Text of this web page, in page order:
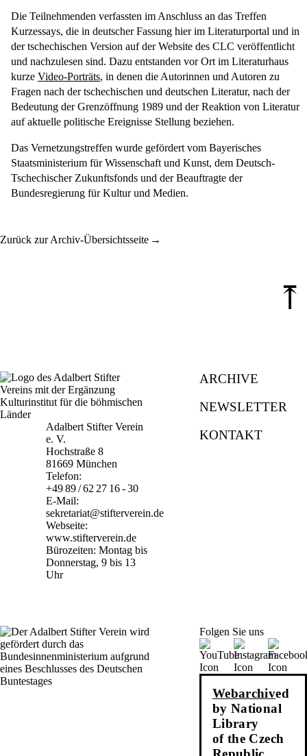
Die Teilnehmenden verfassten im Anschluss an das Treffen
Kurzessays, die in deutscher Fassung hier im Literaturportal und in
der tschechischen Version auf der Website des CLC veröffentlicht
und nachzulesen sind. Dazu entstanden vor Ort im Literaturhaus
kurze Video-Porträts, in denen die Autorinnen und Autoren zu
Fragen nach der tschechischen und deutschen Literatur, nach der
Bedeutung der Grenzöffnung 1989 und der Reaktion von Literatur
auf aktuelle politische Ereignisse Stellung beziehen.
Das Vernetzungstreffen wurde gefördert vom Bayerisches
Staatsministerium für Wissenschaft und Kunst, dem Deutsch-
Tschechischer Zukunftsfonds und der Beauftragte der
Bundesregierung für Kultur und Medien.
Zurück zur Archiv-Übersichtsseite
⤒
Adalbert Stifter Verein
e. V.
Hochstraße 8
81669 München
Telefon:
+49 89 / 62 27 16 - 30
E-Mail:
sekretariat@stifterverein.de
Webseite:
www.stifterverein.de
Bürozeiten: Montag bis
Donnerstag, 9 bis 13
Uhr
ARCHIVE
NEWSLETTER
KONTAKT
Folgen Sie uns
Webarchived
by National
Library
of the Czech